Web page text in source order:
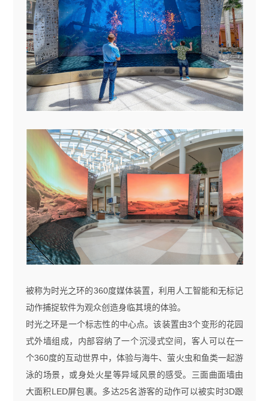
被称为时光之环的360度媒体装置，利用人工智能和无标记
动作捕捉软件为观众创造身临其境的体验。
时光之环是一个标志性的中心点。该装置由3个变形的花园
式外墙组成，内部容纳了一个沉浸式空间，客人可以在一
个360度的互动世界中，体验与海牛、萤火虫和鱼类一起游
泳的场景，或身处火星等异域风景的感受。三面曲面墙由
大面积LED屏包裹。多达25名游客的动作可以被实时3D跟